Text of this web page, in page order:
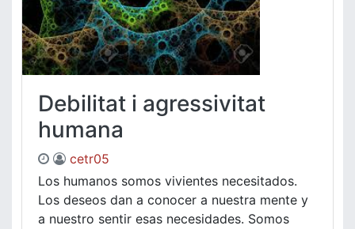
Debilitat i agressivitat
humana
cetr05
Los humanos somos vivientes necesitados.
Los deseos dan a conocer a nuestra mente y
a nuestro sentir esas necesidades. Somos